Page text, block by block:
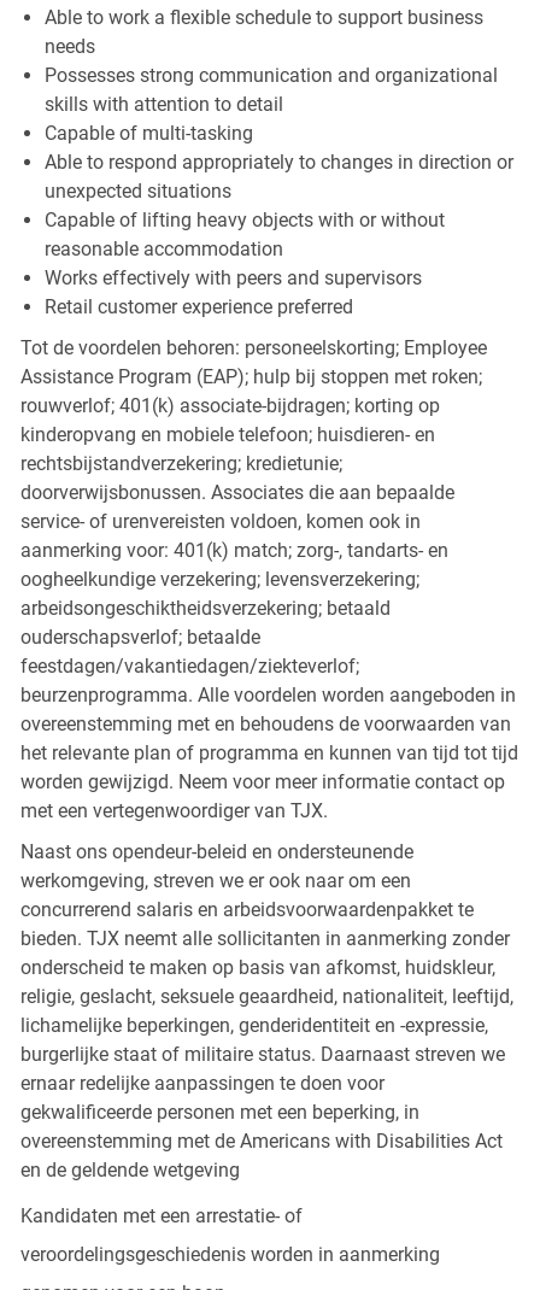
Able to work a flexible schedule to support business
needs
Possesses strong communication and organizational
skills with attention to detail
Capable of multi-tasking
Able to respond appropriately to changes in direction or
unexpected situations
Capable of lifting heavy objects with or without
reasonable accommodation
Works effectively with peers and supervisors
Retail customer experience preferred
Tot de voordelen behoren: personeelskorting; Employee
Assistance Program (EAP); hulp bij stoppen met roken;
rouwverlof; 401(k) associate-bijdragen; korting op
kinderopvang en mobiele telefoon; huisdieren- en
rechtsbijstandverzekering; kredietunie;
doorverwijsbonussen. Associates die aan bepaalde
service- of urenvereisten voldoen, komen ook in
aanmerking voor: 401(k) match; zorg-, tandarts- en
oogheelkundige verzekering; levensverzekering;
arbeidsongeschiktheidsverzekering; betaald
ouderschapsverlof; betaalde
feestdagen/vakantiedagen/ziekteverlof;
beurzenprogramma. Alle voordelen worden aangeboden in
overeenstemming met en behoudens de voorwaarden van
het relevante plan of programma en kunnen van tijd tot tijd
worden gewijzigd. Neem voor meer informatie contact op
met een vertegenwoordiger van TJX.
Naast ons opendeur-beleid en ondersteunende
werkomgeving, streven we er ook naar om een
concurrerend salaris en arbeidsvoorwaardenpakket te
bieden. TJX neemt alle sollicitanten in aanmerking zonder
onderscheid te maken op basis van afkomst, huidskleur,
religie, geslacht, seksuele geaardheid, nationaliteit, leeftijd,
lichamelijke beperkingen, genderidentiteit en -expressie,
burgerlijke staat of militaire status. Daarnaast streven we
ernaar redelijke aanpassingen te doen voor
gekwalificeerde personen met een beperking, in
overeenstemming met de Americans with Disabilities Act
en de geldende wetgeving
Kandidaten met een arrestatie- of
veroordelingsgeschiedenis worden in aanmerking